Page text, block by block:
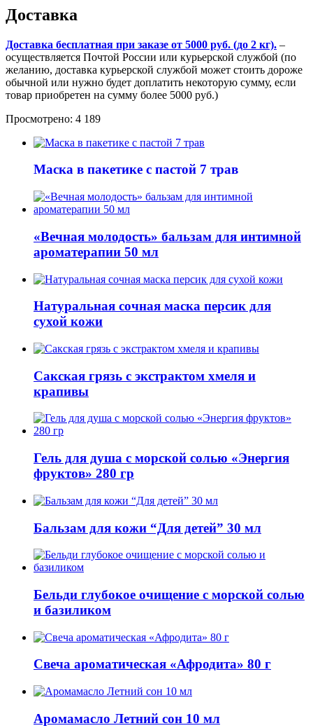
Доставка
Доставка бесплатная при заказе от 5000 руб. (до 2 кг). –
осуществляется Почтой России или курьерской службой (по
желанию, доставка курьерской службой может стоить дороже
обычной или нужно будет доплатить некоторую сумму, если
товар приобретен на сумму более 5000 руб.)
Просмотрено: 4 189
Маска в пакетике с пастой 7 трав
«Вечная молодость» бальзам для интимной
ароматерапии 50 мл
Натуральная сочная маска персик для
сухой кожи
Сакская грязь с экстрактом хмеля и
крапивы
Гель для душа с морской солью «Энергия
фруктов» 280 гр
Бальзам для кожи “Для детей” 30 мл
Бельди глубокое очищение с морской солью
и базиликом
Свеча ароматическая «Афродита» 80 г
Аромамасло Летний сон 10 мл